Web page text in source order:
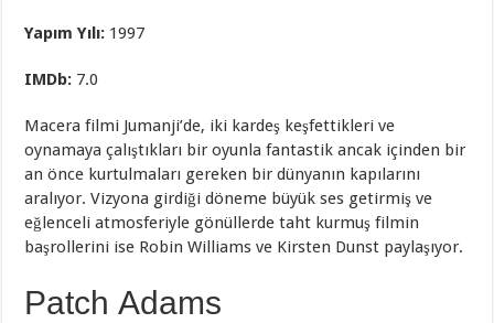
Yapım Yılı: 1997
IMDb: 7.0
Macera filmi Jumanji’de, iki kardeş keşfettikleri ve
oynamaya çalıştıkları bir oyunla fantastik ancak içinden bir
an önce kurtulmaları gereken bir dünyanın kapılarını
aralıyor. Vizyona girdiği döneme büyük ses getirmiş ve
eğlenceli atmosferiyle gönüllerde taht kurmuş filmin
başrollerini ise Robin Williams ve Kirsten Dunst paylaşıyor.
Patch Adams